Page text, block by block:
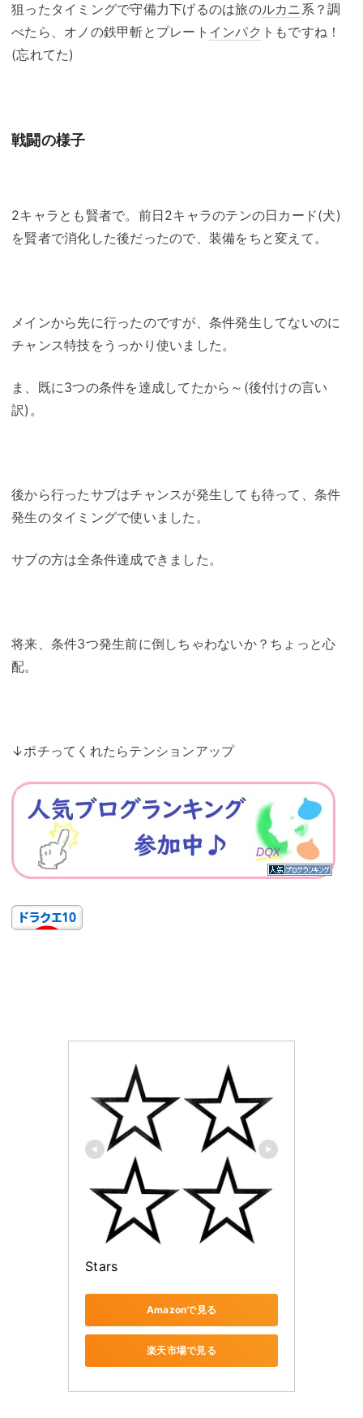
狙ったタイミングで守備力下げるのは旅のルカニ系？調
べたら、オノの鉄甲斬とプレート インパク トもですね！
(忘れてた)
戦闘の様子
2キャラとも賢者で。前日2キャラのテンの日カード(犬)
を賢者で消化した後だったので、装備をちと変えて。
メインから先に行ったのですが、条件発生してないのに
チャンス特技をうっかり使いました。
ま、既に3つの条件を達成してたから～(後付けの言い
訳)。
後から行ったサブはチャンスが発生しても待って、条件
発生のタイミングで使いました。
サブの方は全条件達成できました。
将来、条件3つ発生前に倒しちゃわないか？ちょっと心
配。
↓ポチってくれたらテンションアップ
Stars
Amazonで見る
楽天市場で見る